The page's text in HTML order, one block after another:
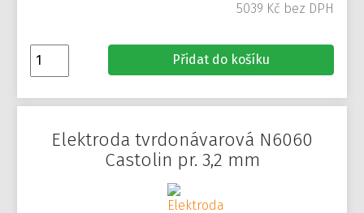
5039 Kč bez DPH
Přidat do košíku
Elektroda tvrdonávarová N6060
Castolin pr. 3,2 mm